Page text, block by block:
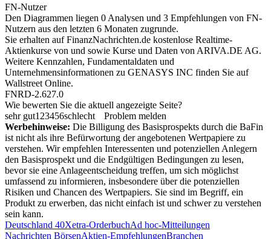
FN-Nutzer
Den Diagrammen liegen 0 Analysen und 3 Empfehlungen von FN-
Nutzern aus den letzten 6 Monaten zugrunde.
Sie erhalten auf FinanzNachrichten.de kostenlose Realtime-
Aktienkurse von und sowie Kurse und Daten von ARIVA.DE AG.
Weitere Kennzahlen, Fundamentaldaten und
Unternehmensinformationen zu GENASYS INC finden Sie auf
Wallstreet Online.
FNRD-2.627.0
Wie bewerten Sie die aktuell angezeigte Seite?
sehr gut1 23456schlecht
Problem melden
Werbehinweise: Die Billigung des Basisprospekts durch die BaFin
ist nicht als ihre Befürwortung der angebotenen Wertpapiere zu
verstehen. Wir empfehlen Interessenten und potenziellen Anlegern
den Basisprospekt und die Endgültigen Bedingungen zu lesen,
bevor sie eine Anlageentscheidung treffen, um sich möglichst
umfassend zu informieren, insbesondere über die potenziellen
Risiken und Chancen des Wertpapiers. Sie sind im Begriff, ein
Produkt zu erwerben, das nicht einfach ist und schwer zu verstehen
sein kann.
Deutschland 40Xetra-OrderbuchAd hoc-Mitteilungen
Nachrichten BörsenAktien-EmpfehlungenBranchen